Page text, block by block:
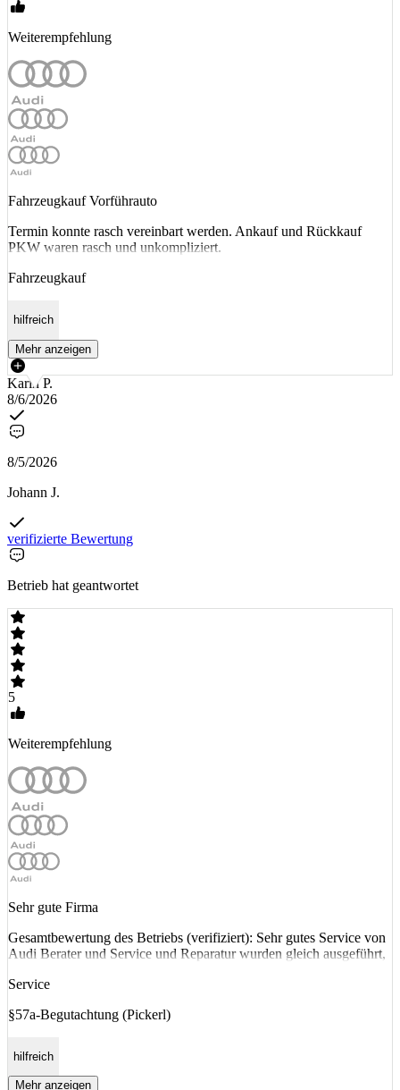
Weiterempfehlung
Fahrzeugkauf Vorführauto
Termin konnte rasch vereinbart werden. Ankauf und Rückkauf
PKW waren rasch und unkompliziert.
Fahrzeugkauf
hilfreich
Mehr anzeigen
Karin P.
8/6/2026
8/5/2026
Johann J.
verifizierte Bewertung
Betrieb hat geantwortet
5
Weiterempfehlung
Sehr gute Firma
Gesamtbewertung des Betriebs (verifiziert): Sehr gutes Service von
Audi Berater und Service und Reparatur wurden gleich ausgeführt,
Service
§57a-Begutachtung (Pickerl)
hilfreich
Mehr anzeigen